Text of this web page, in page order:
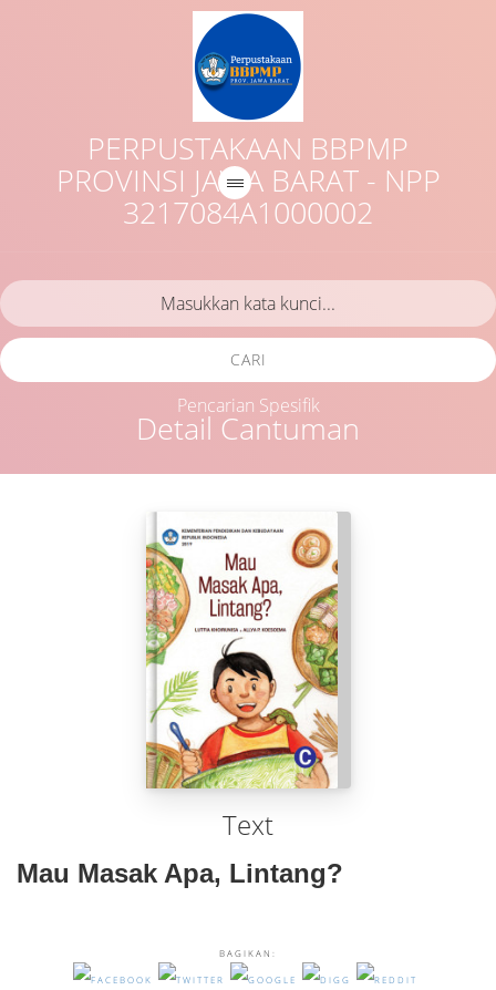
PERPUSTAKAAN BBPMP
PROVINSI JAWA BARAT - NPP
3217084A1000002
Detail Cantuman
CARI
Pencarian Spesifik
Text
Mau Masak Apa, Lintang?
BAGIKAN: